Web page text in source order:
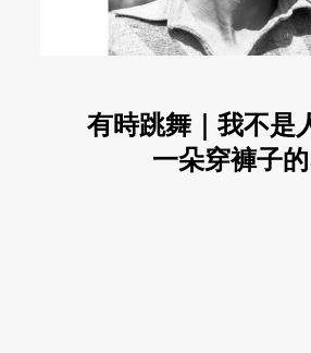
有時跳舞｜我不是
一朵穿褲子